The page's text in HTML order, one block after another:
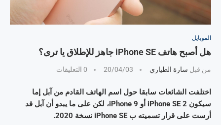
الموبايل
هل أصبح هاتف iPhone SE جاهز للإطلاق يا ترى؟
من قبل سارة الطياري 20/04/03 0 التعليقات
اختلفت الشائعات سابقا حول اسم الهاتف القادم من آبل إما
سيكون iPhone SE 2 أو iPhone 9، لكن على ما يبدو أن آبل قد
أرست على قرار تسميته ب iPhone SE نسخة 2020.